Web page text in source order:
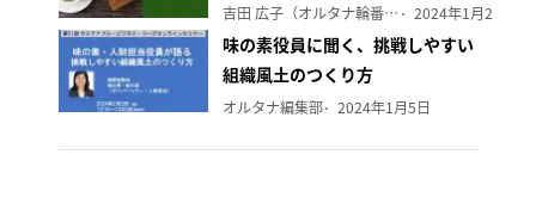
吉田 広子（オルタナ輪番編集長） 2024年1月29日
味の素役員に聞く、挑戦しやすい
組織風土のつくり方
オルタナ編集部 2024年1月5日